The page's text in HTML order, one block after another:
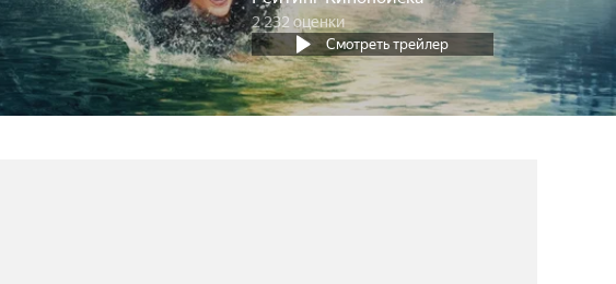
2 232 оценки
Смотреть трейлер